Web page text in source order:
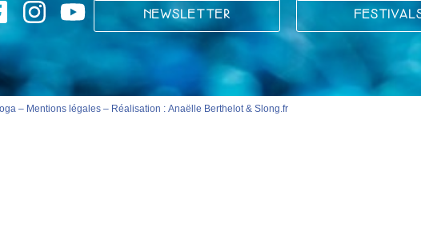
NEWSLETTER
– Mentions légales– Réalisation : Anaëlle Berthelot& Slong.fr